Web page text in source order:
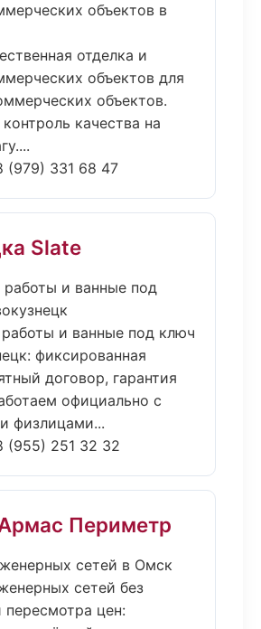
объектов в
отделка и
объектов для
объектов.
качества на
(979) 331 68 47
Slate
и ванные под
и ванные под ключ
фиксированная
договор, гарантия
официально с
физлицами...
(955) 251 32 32
Периметр
сетей в Омск
сетей без
пересмотра цен: